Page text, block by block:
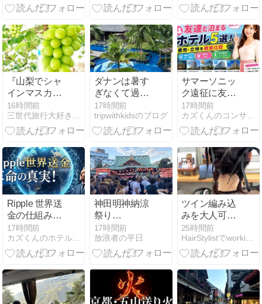
Act.37「遺書
題 2食付！紅
「昇仙峡」＆
影絵の森美術
館』【南越谷
出発
『山梨でシャ
インマスカッ
ト１房狩り＆
１房お持ち帰
り 鶏五目御
ークほうとう
鍋御膳の昼
食・季節の花
観賞』【【南
越谷 出発】
16時間前
ダナンは暑す
ぎなくて過ご
しやすい！
17時間前
tripwithkidsのブログ
サマーソニッ
ク遠征に友達
と泊まるホテ
ル5選！費
用・立地を徹
17時間前
Ripple 世界送
金の仕組み
XRPLとの違
いをわかりや
すく解説
17時間前
カズくんのホテル宿泊攻略blog
神田明神納涼
祭り
2026。。。。
メインはアニ
ソン盆踊り？
17時間前
放浪者の平日
ツイン編み込
みを大人可愛
く。リボンが
映えるフォー
マルヘアアレ
25時間前